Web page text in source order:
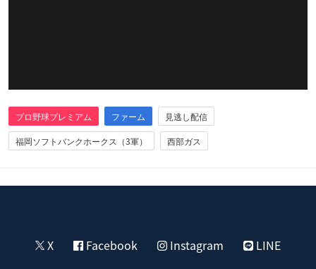
プロ野球プレミアム ファーム
見逃し配信
福岡ソフトバンクホークス（3軍）
西部ガス
X Facebook Instagram LINE